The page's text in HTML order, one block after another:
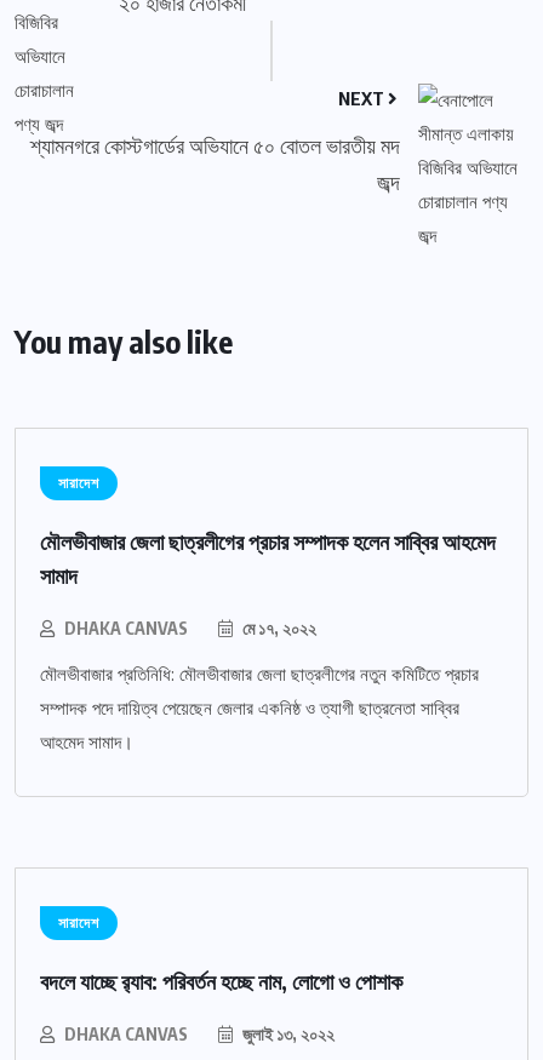
NEXT
শ্যামনগরে কোস্টগার্ডের অভিযানে ৫০ বোতল ভারতীয় মদ
জব্দ
You may also like
সারাদেশ
মৌলভীবাজার জেলা ছাত্রলীগের প্রচার সম্পাদক হলেন সাব্বির আহমেদ
সামাদ
DHAKA CANVAS মে ১৭, ২০২২
মৌলভীবাজার প্রতিনিধি: মৌলভীবাজার জেলা ছাত্রলীগের নতুন কমিটিতে প্রচার
সম্পাদক পদে দায়িত্ব পেয়েছেন জেলার একনিষ্ঠ ও ত্যাগী ছাত্রনেতা সাব্বির
আহমেদ সামাদ।
সারাদেশ
বদলে যাচ্ছে র‌্যাব: পরিবর্তন হচ্ছে নাম, লোগো ও পোশাক
DHAKA CANVAS জুলাই ১৩, ২০২২